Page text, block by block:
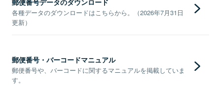
各種データのダウンロードはこちらから。（2026年7月31日
更新）
郵便番号・バーコードマニュアル
郵便番号や、バーコードに関するマニュアルを掲載していま
す。